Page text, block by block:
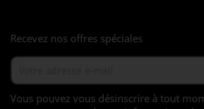
Recevez nos offres spéciales
Vous pouvez vous désinscrire à tout